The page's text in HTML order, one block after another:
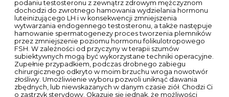
podaniu testosteronu z zewnątrz zdrowym mężczyznom
dochodzi do zwrotnego hamowania wydzielania hormonu
luteinizującego LH i w konsekwencji zmniejszenia
wytwarzania endogennego testosteronu, a także następuje
hamowanie spermatogenezy proces tworzenia plemników
przez zmniejszenie poziomu hormonu folikulotropowego
FSH. W zależności od przyczyny w terapii szumów
subiektywnych mogą być wykorzystane techniki operacyjne.
Zupełnie przypadkiem, podczas drobnego zabiegu
chirurgicznego odkryto w moim brzuchu wroga nowotwór
złośliwy. Umożliwienie wyboru pozwoli uniknąć dawania
zbędnych, lub niewskazanych w danym czasie ziół. Chodzi Ci
o zastrzyk sterydowy. Okazuje się jednak, że możliwości